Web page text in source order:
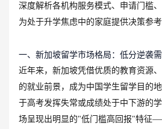
深度解析各机构服务模式、申请门槛
为处于升学焦虑中的家庭提供决策参考
一、新加坡留学市场格局：低分逆袭
近年来，新加坡凭借优质的教育资源
的就业前景，成为中国学生留学目的
于高考发挥失常或成绩处于中下游的
场呈现出明显的"低门槛高回报"特征